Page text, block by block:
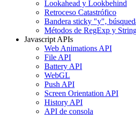
Lookahead y Lookbehind
Retroceso Catastrófico
Bandera sticky "y",
Métodos de RegExp y
Javascript APIs
Web Animations API
File API
Battery API
WebGL
Push API
Screen Orientation API
History API
API de consola